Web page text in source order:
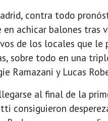
contra todo
en achicar balones tras
de los locales que le
sobre todo en una
Ramazani y Lucas
al final de la
consiguieron